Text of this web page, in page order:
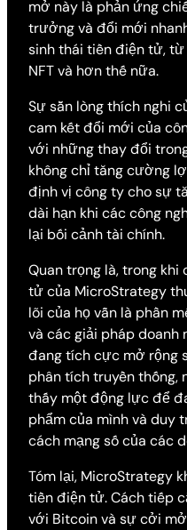
mở này là phản ứng
trưởng và đổi mới
sinh thái tiền điện tử,
NFT và hơn thế nữa.
Sự sẵn lòng thích nghi
cam kết đổi mới của
với những thay đổi
không chỉ tăng cường
định vị công ty cho sự
dài hạn khi các công
lại bối cảnh tài chính.
Quan trọng là, trong
tử của MicroStrategy
lõi của họ vẫn là phần
và các giải pháp doanh
đang tích cực mở rộng
phân tích truyền thống,
thấy một động lực để
phẩm của mình và duy
cách mạng số của các
Tóm lại, MicroStrategy
tiền điện tử. Cách tiếp
với Bitcoin và sự cởi